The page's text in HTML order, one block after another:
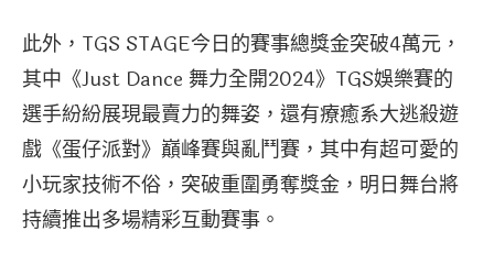
此外，TGS STAGE今日的賽事總獎金突破4萬元，
其中《Just Dance 舞力全開2024》TGS娛樂賽的
選手紛紛展現最賣力的舞姿，還有療癒系大逃殺遊
戲《蛋仔派對》巔峰賽與亂鬥賽，其中有超可愛的
小玩家技術不俗，突破重圍勇奪獎金，明日舞台將
持續推出多場精彩互動賽事。